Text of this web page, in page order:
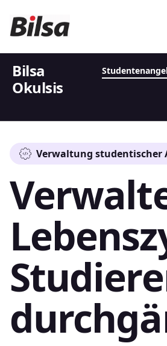
Bilsa
Okulsis
Verwaltung studentischer